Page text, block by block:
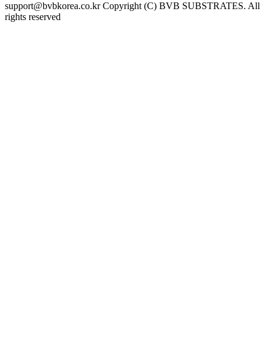
support@bvbkorea.co.kr Copyright (C) BVB SUBSTRATES. All
rights reserved